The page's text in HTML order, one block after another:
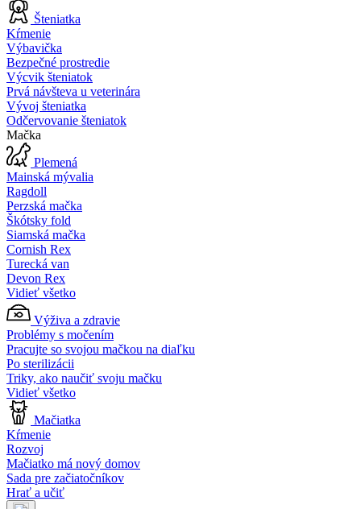
Šteniatka
Kŕmenie
Výbavička
Bezpečné prostredie
Výcvik šteniatok
Prvá návšteva u veterinára
Vývoj šteniatka
Odčervovanie šteniatok
Mačka
Plemená
Mainská mývalia
Ragdoll
Perzská mačka
Škótsky fold
Siamská mačka
Cornish Rex
Turecká van
Devon Rex
Vidieť všetko
Výživa a zdravie
Problémy s močením
Pracujte so svojou mačkou na diaľku
Po sterilizácii
Triky, ako naučiť svoju mačku
Vidieť všetko
Mačiatka
Kŕmenie
Rozvoj
Mačiatko má nový domov
Sada pre začiatočníkov
Hrať a učiť